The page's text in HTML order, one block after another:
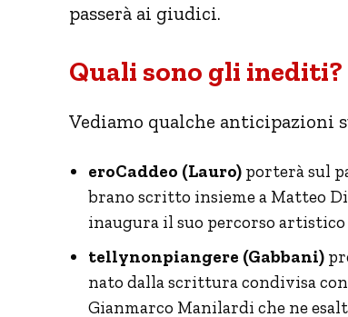
passerà ai giudici.
Quali sono gli inediti?
Vediamo qualche
eroCaddeo (Lauro) porterà sul
brano scritto insieme a Matteo
inaugura il suo percorso
tellynonpiangere (Gabbani)
nato dalla scrittura condivisa
Gianmarco Manilardi che ne